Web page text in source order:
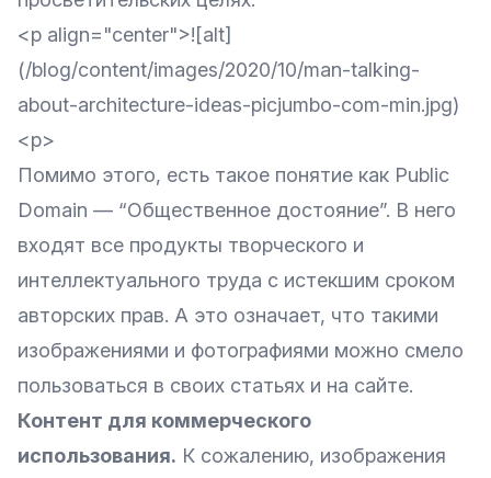
<p align="center">![alt]
(/blog/content/images/2020/10/man-talking-
about-architecture-ideas-picjumbo-com-min.jpg)
<p>
Помимо этого, есть такое понятие как Public
Domain — “Общественное достояние”. В него
входят все продукты творческого и
интеллектуального труда с истекшим сроком
авторских прав. А это означает, что такими
изображениями и фотографиями можно смело
пользоваться в своих статьях и на сайте.
Контент для коммерческого
использования. К сожалению, изображения